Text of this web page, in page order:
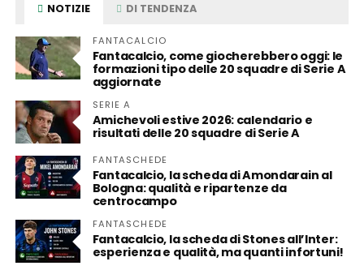
NOTIZIE DI TENDENZA
FANTACALCIO
Fantacalcio, come giocherebbero oggi: le
formazioni tipo delle 20 squadre di Serie A
aggiornate
SERIE A
Amichevoli estive 2026: calendario e
risultati delle 20 squadre di Serie A
FANTASCHEDE
Fantacalcio, la scheda di Amondarain al
Bologna: qualità e ripartenze da
centrocampo
FANTASCHEDE
Fantacalcio, la scheda di Stones all’Inter:
esperienza e qualità, ma quanti infortuni!